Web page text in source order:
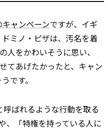
キャンペーンですが、イギ
ミノ・ピザは、汚名を着
人をかわいそうに思い、
てあげたかったと、キャン
です。
呼ばれるような行動を取る
、「特権を持っている人に